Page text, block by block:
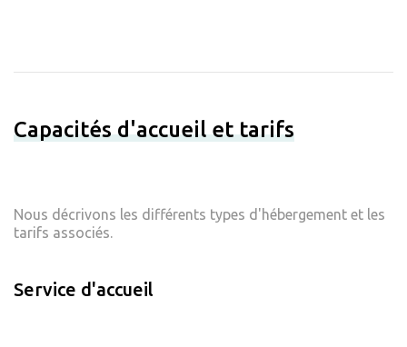
Capacités d'accueil et tarifs
Nous décrivons les différents types d'hébergement et les
tarifs associés.
Service d'accueil